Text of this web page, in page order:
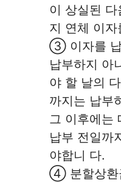
이 상실된
지 연체 이
③ 이자를 납
납부하지 아
야 할 날의
까지는 납부
그 이후에는
납부 전일까
야합니 다.
④ 분할상환